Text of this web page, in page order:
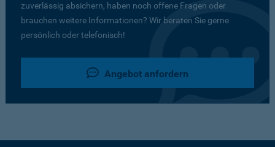
zuverlässig absichern, haben noch offene Fragen oder
brauchen weitere Informationen? Wir beraten Sie gerne
persönlich oder telefonisch!
Angebot anfordern